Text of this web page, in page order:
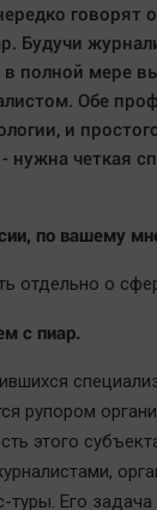
говорят
Будучи
в полной мере
Обе
и
нужна четкая
по вашему
отдельно о
с пиар.
рупором
этого
туры. Его